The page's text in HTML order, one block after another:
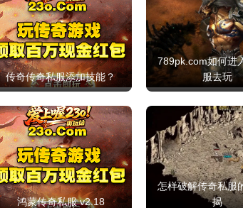
传奇传奇私服添加技能？
789pk.com如何进
服去玩
鸿蒙传奇私服 v2.18
怎样破解传奇私
揭